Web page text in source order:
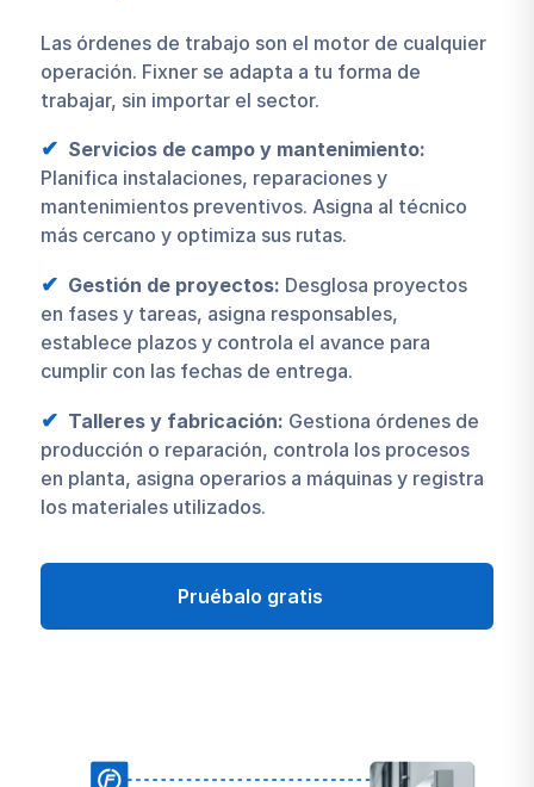
Las órdenes de trabajo son el motor de cualquier
operación. Fixner se adapta a tu forma de
trabajar, sin importar el sector.
Servicios de campo y mantenimiento:
Planifica instalaciones, reparaciones y
mantenimientos preventivos. Asigna al técnico
más cercano y optimiza sus rutas.
Gestión de proyectos: Desglosa proyectos
en fases y tareas, asigna responsables,
establece plazos y controla el avance para
cumplir con las fechas de entrega.
Talleres y fabricación: Gestiona órdenes de
producción o reparación, controla los procesos
en planta, asigna operarios a máquinas y registra
los materiales utilizados.
Pruébalo gratis